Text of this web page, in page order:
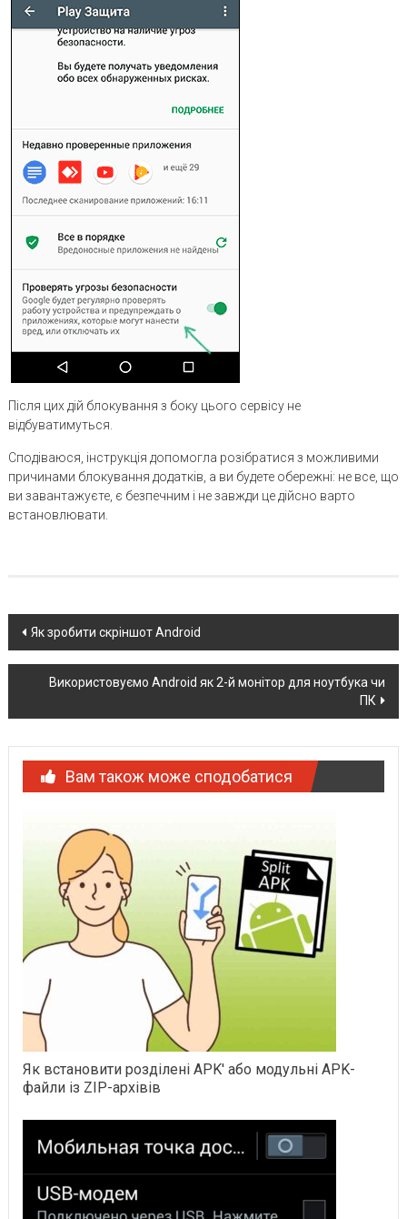
Після цих дій блокування з боку цього сервісу не
відбуватимуться.
Сподіваюся, інструкція допомогла розібратися з можливими
причинами блокування додатків, а ви будете обережні: не все, що
ви завантажуєте, є безпечним і не завжди це дійсно варто
встановлювати.
Post
navigation
Як зробити скріншот Android
Використовуємо Android як 2-й монітор для ноутбука чи
ПК
Вам також може сподобатися
Як встановити розділені APK' або модульні APK-
файли із ZIP-архівів